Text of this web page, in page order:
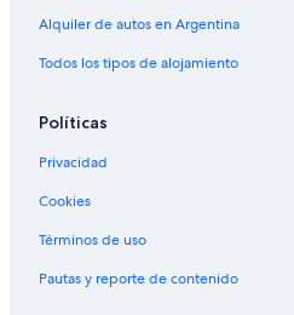
Alquiler de autos en Argentina
Todos los tipos de alojamiento
Políticas
Privacidad
Cookies
Términos de uso
Pautas y reporte de contenido